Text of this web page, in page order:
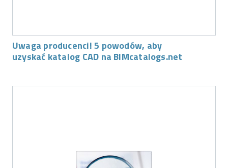
Uwaga producenci! 5 powodów, aby
uzyskać katalog CAD na BIMcatalogs.net